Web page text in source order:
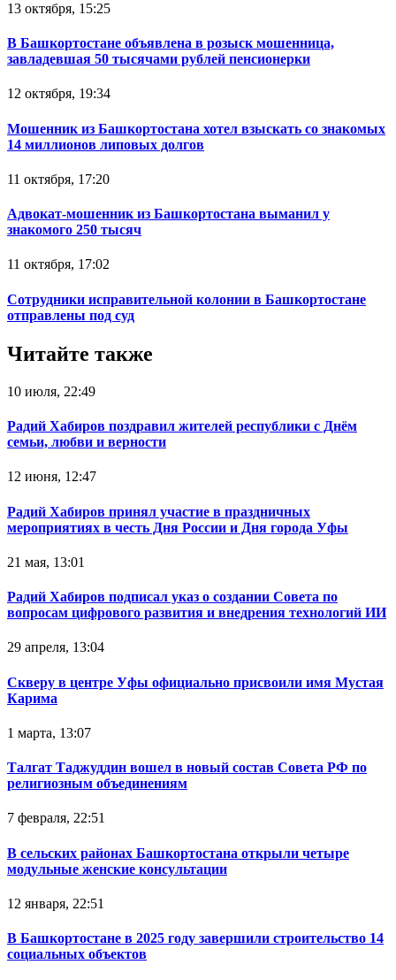
13 октября, 15:25
В Башкортостане объявлена в розыск мошенница,
завладевшая 50 тысячами рублей пенсионерки
12 октября, 19:34
Мошенник из Башкортостана хотел взыскать со знакомых
14 миллионов липовых долгов
11 октября, 17:20
Адвокат-мошенник из Башкортостана выманил у
знакомого 250 тысяч
11 октября, 17:02
Сотрудники исправительной колонии в Башкортостане
отправлены под суд
Читайте также
10 июля, 22:49
Радий Хабиров поздравил жителей республики с Днём
семьи, любви и верности
12 июня, 12:47
Радий Хабиров принял участие в праздничных
мероприятиях в честь Дня России и Дня города Уфы
21 мая, 13:01
Радий Хабиров подписал указ о создании Совета по
вопросам цифрового развития и внедрения технологий ИИ
29 апреля, 13:04
Скверу в центре Уфы официально присвоили имя Мустая
Карима
1 марта, 13:07
Талгат Таджуддин вошел в новый состав Совета РФ по
религиозным объединениям
7 февраля, 22:51
В сельских районах Башкортостана открыли четыре
модульные женские консультации
12 января, 22:51
В Башкортостане в 2025 году завершили строительство 14
социальных объектов